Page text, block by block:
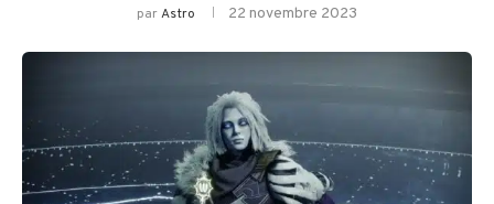
parAstro 22 novembre 2023